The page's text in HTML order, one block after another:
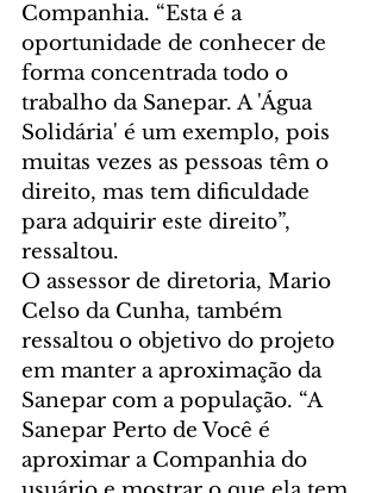
Companhia. “Esta é a
oportunidade de conhecer de
forma concentrada todo o
trabalho da Sanepar. A 'Água
Solidária' é um exemplo, pois
muitas vezes as pessoas têm o
direito, mas tem dificuldade
para adquirir este direito”,
ressaltou.
O assessor de diretoria, Mario
Celso da Cunha, também
ressaltou o objetivo do projeto
em manter a aproximação da
Sanepar com a população. “A
Sanepar Perto de Você é
aproximar a Companhia do